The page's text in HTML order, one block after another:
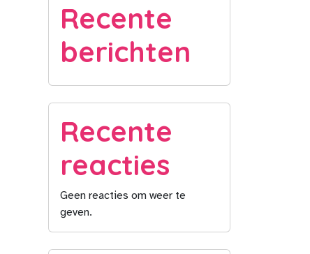
Recente
berichten
Recente
reacties
Geen reacties om weer te
geven.